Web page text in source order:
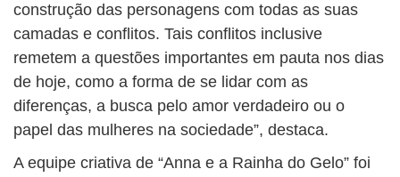
construção das personagens com todas as suas
camadas e conflitos. Tais conflitos inclusive
remetem a questões importantes em pauta nos dias
de hoje, como a forma de se lidar com as
diferenças, a busca pelo amor verdadeiro ou o
papel das mulheres na sociedade”, destaca.
A equipe criativa de “Anna e a Rainha do Gelo” foi